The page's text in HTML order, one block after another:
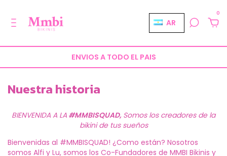
AR
UY
0
ENVIOS A TODO EL PAIS
PRIMER CAMBIO GRATIS
Nuestra historia
BIENVENIDA A LA #MMBISQUAD, Somos los creadores de la
bikini de tus sueños
Bienvenidas al #MMBISQUAD! ¿Como están? Nosotros
somos Alfi y Lu, somos los Co-Fundadores de MMBI Bikinis y